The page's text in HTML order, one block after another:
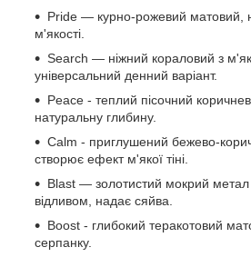
Pride — курно-рожевий матовий,
м'якості.
Search — ніжний кораловий з
універсальний денний варіант.
Peace - теплий пісочний
натуральну глибину.
Calm - приглушений бежево-
створює ефект м'якої тіні.
Blast — золотистий мокрий метал
відливом, надає сяйва.
Boost - глибокий теракотовий
серпанку.